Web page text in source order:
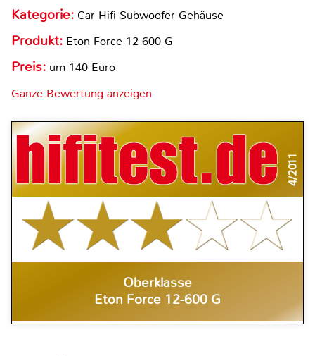
Kategorie: Car Hifi Subwoofer Gehäuse
Produkt: Eton Force 12-600 G
Preis: um 140 Euro
Ganze Bewertung anzeigen
4/2011
Oberklasse
Eton Force 12-600 G